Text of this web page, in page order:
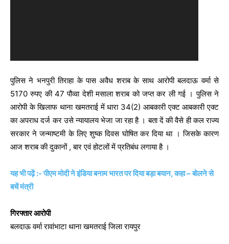
पुलिस ने भनपुरी तिराहा के पास अवैध शराब के साथ आरोपी बलदाऊ वर्मा से
5170 रुपए की 47 पौव्वा देशी मसाला शराब को जप्त कर ली गई । पुलिस ने
आरोपी के खिलाफ थाना खमतराई में धारा 34(2) आबकारी एक्ट आबकारी एक्ट
का अपराध दर्ज कर उसे न्यायालय भेजा जा रहा है । बता दें की वैसे ही कल राज्य
सरकार ने जन्माष्टमी के लिए शुष्क दिवस घोषित कर दिया था । जिसके कारण
आज शराब की दुकानों , बार एवं होटलों में प्रतिबंध लगाया है ।
यह भी पढ़ें :- पीएम मोदी ने इंडिया बनाम भारत पर दिया बड़ा बयान, कहा – बोलने से
बचें मंत्री
गिरफ्तार आरोपी
बलदाऊ वर्मा रावांभाटा थाना खमतराई जिला रायपुर